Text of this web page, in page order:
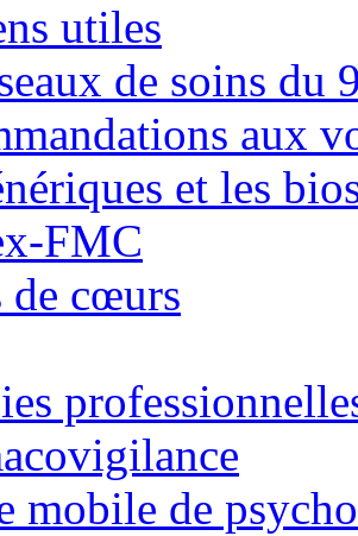
utiles
de soins du
aux
et les
FMC
de cœurs
mobile de